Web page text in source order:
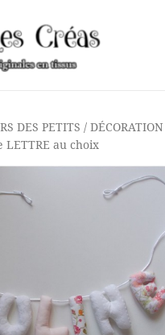
DES PETITS /
LETTRE au choix